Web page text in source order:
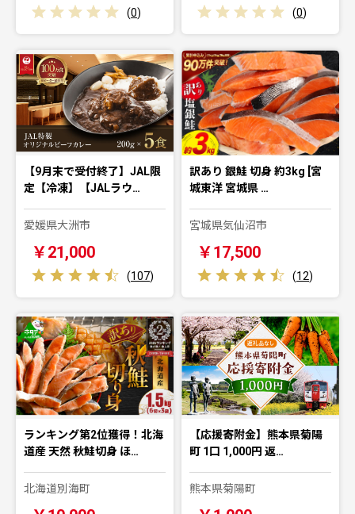
(0) (0)
【9月末で受付終了】JAL限
定【冷凍】【JALラウ…
愛媛県大洲市
￥21,000
(107)
訳あり 銀鮭 切身 約3kg [宮
城東洋 宮城県 …
宮城県気仙沼市
￥17,500
(12)
ランキング第2位獲得！北海
道産 天然 秋鮭切身 ほ…
北海道別海町
【応援寄附金】熊本県菊陽
町 1口 1,000円 返…
熊本県菊陽町